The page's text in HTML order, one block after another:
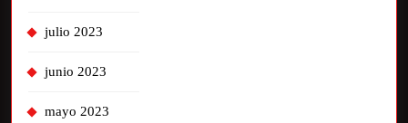
julio 2023
junio 2023
mayo 2023